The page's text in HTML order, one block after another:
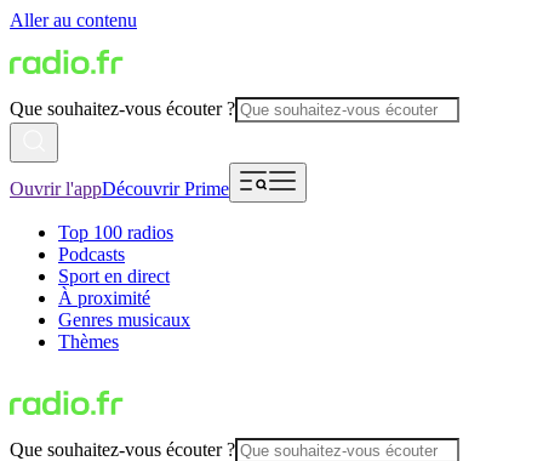
Aller au contenu
Que souhaitez-vous écouter ?
Ouvrir l'appDécouvrir Prime
Top 100 radios
Podcasts
Sport en direct
À proximité
Genres musicaux
Thèmes
Que souhaitez-vous écouter ?